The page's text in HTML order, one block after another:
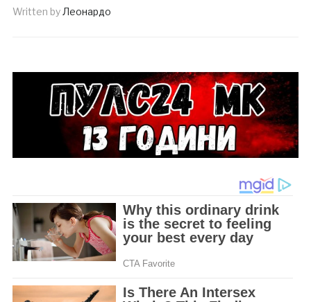
Written byЛеонардо